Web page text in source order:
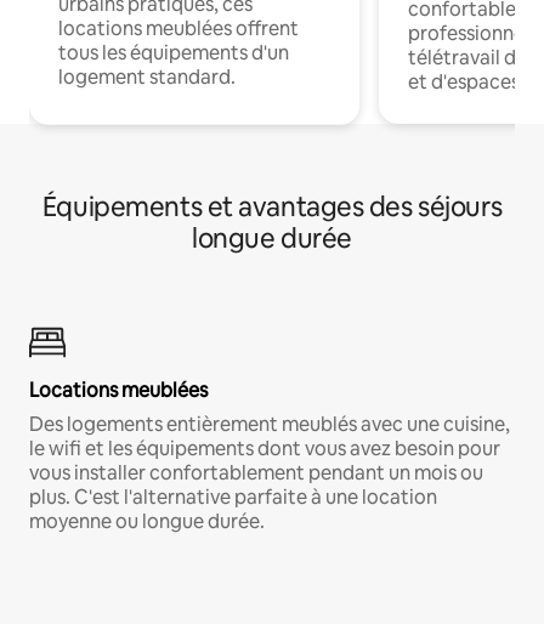
locations meublées offrent
tous les équipements d'un
logement standard.
confortables
professionnels
télétravail
et d'espaces
Équipements et avantages des séjours
longue durée
Locations meublées
Des logements entièrement meublés avec une cuisine,
le wifi et les équipements dont vous avez besoin pour
vous installer confortablement pendant un mois ou
plus. C'est l'alternative parfaite à une location
moyenne ou longue durée.